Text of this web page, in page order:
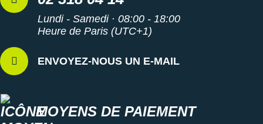
Lundi - Samedi · 08:00 - 18:00
Heure de Paris (UTC+1)
ENVOYEZ-NOUS UN E-MAIL
MOYENS DE PAIEMENT